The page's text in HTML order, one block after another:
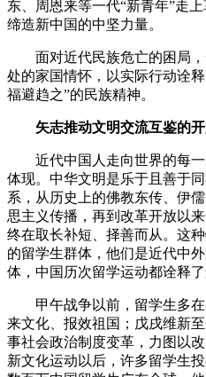
东、周恩来等一代“新青年”走
缔造新中国的中坚力量。
面对近代民族危亡的困局，
处的家国情怀，以实际行动诠
福避趋之”的民族精神。
矢志推动文明交流互鉴的
近代中国人走向世界的每一
体现。中华文明是乐于且善于
系，从历史上的佛教东传、伊
思主义传播，再到改革开放以
终在取长补短、择善而从。这
的留学生群体，他们是近代中
体，中国历次留学运动都诠释了
甲午战争以前，留学生多在
来文化、报效祖国；戊戌维新
事社会政治制度变革，力图以
新文化运动以后，许多留学生